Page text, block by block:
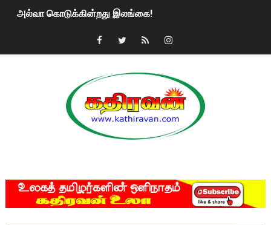
அல்வா கொடுக்கின்றது இலங்கை!
2ஆம் நாள் உக்ரைன் யுத்தம்!! எங்களைத் தனிமையில்
மகிந்த ராஜபக்சே பதவி விலக திட்டம்?
ரவுடி பேபிக்கு நடந்த தரமான சம்பவம்.. ஆபாச வீடியோக்களால்
குண்டை தூக்கிப்போட்ட ஆய்வு…. இந்தியாவின் “கோவிஷீல்டு”
யாழில் தமிழின தலைவர் பிரபாகரனின் பிறந்தநாளை